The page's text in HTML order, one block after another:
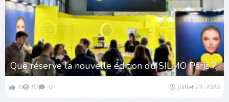
Que réserve la nouvelle édition du SILMO Paris ?
0 97 0 juillet 22, 2026